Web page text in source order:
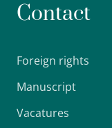
Contact
Foreign rights
Manuscript
Vacatures